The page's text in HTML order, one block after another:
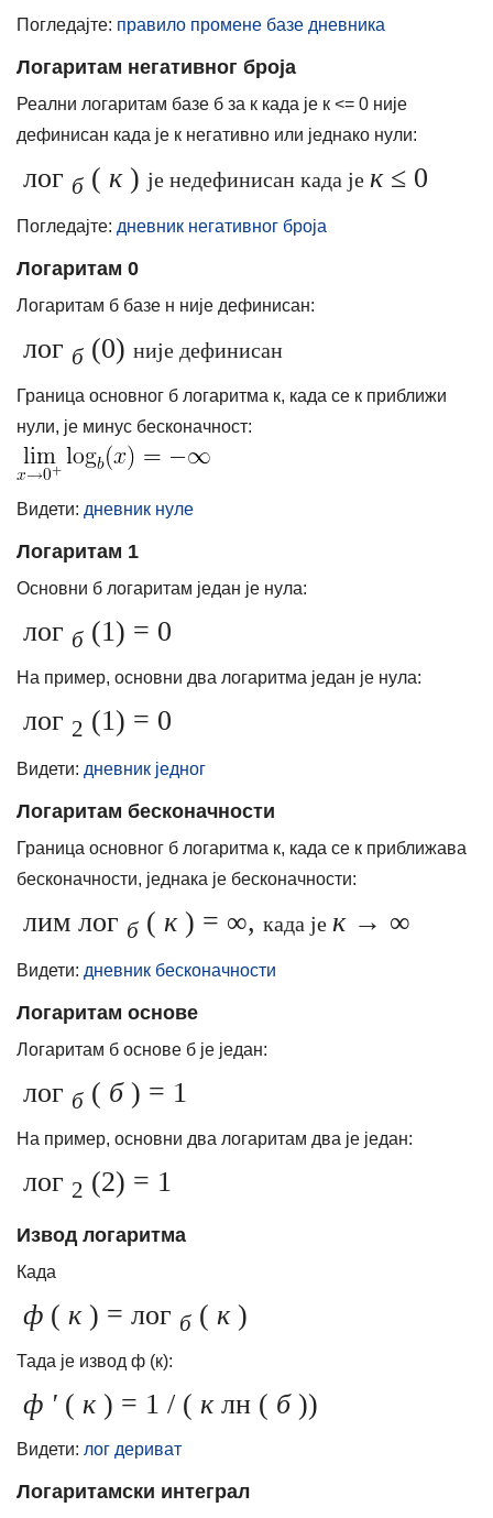
Погледајте: правило промене базе дневника
Логаритам негативног броја
Реални логаритам базе б за к када је к <= 0 није
дефинисан када је к негативно или једнако нули:
лог б ( к) је недефинисан када је к≤ 0
Погледајте: дневник негативног броја
Логаритам 0
Логаритам б базе н није дефинисан:
лог б (0) није дефинисан
Граница основног б логаритма к, када се к приближи
нули, је минус бесконачност:
Видети: дневник нуле
Логаритам 1
Основни б логаритам један је нула:
лог б (1) = 0
На пример, основни два логаритма један је нула:
лог 2 (1) = 0
Видети: дневник једног
Логаритам бесконачности
Граница основног б логаритма к, када се к приближава
бесконачности, једнака је бесконачности:
лим лог б ( к) = ∞, када је к→ ∞
Видети: дневник бесконачности
Логаритам основе
Логаритам б основе б је један:
лог б ( б) = 1
На пример, основни два логаритам два је један:
лог 2 (2) = 1
Извод логаритма
Када
ф ( к) = лог б ( к)
Тада је извод ф (к):
ф ' ( к) = 1 / ( клн ( б))
Видети: лог дериват
Логаритамски интеграл